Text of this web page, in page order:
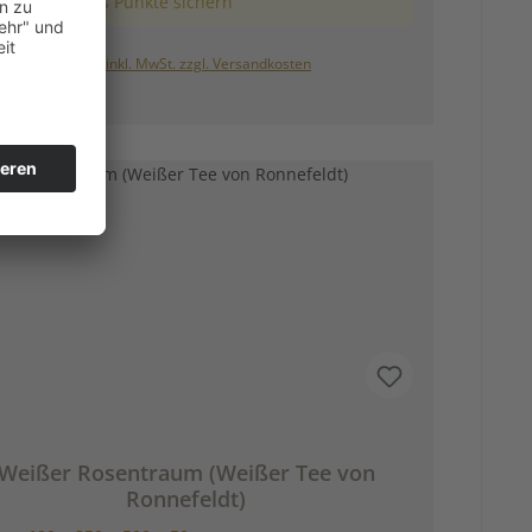
Preise inkl. MwSt. zzgl. Versandkosten
In den Warenkorb
Rosentraum (Weißer Tee von
Ronnefeldt)